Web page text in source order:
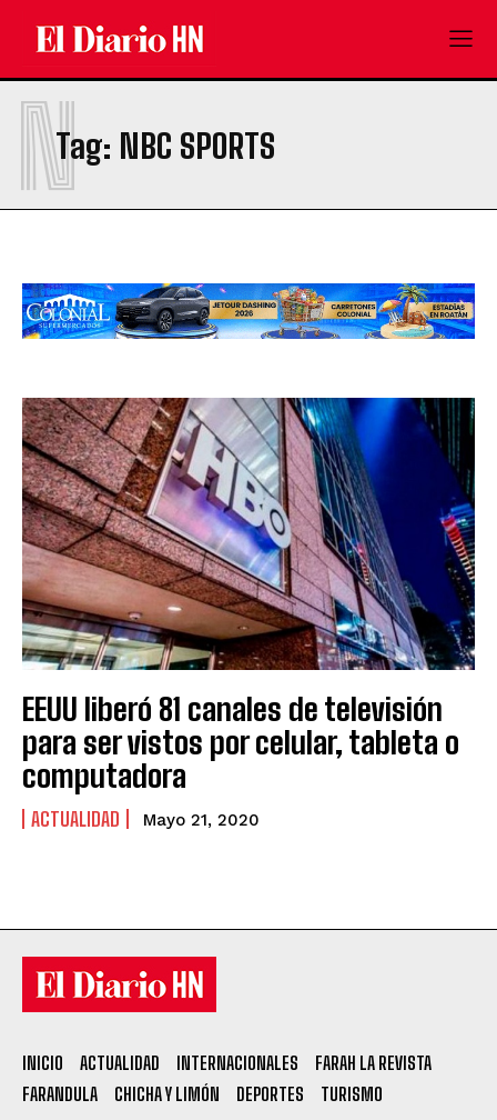
Tag: NBC SPORTS
N
EEUU liberó 81 canales de televisión
para ser vistos por celular, tableta o
computadora
ACTUALIDAD Mayo 21, 2020
INICIO ACTUALIDAD INTERNACIONALES
FARAH LA REVISTA
FARANDULA
CHICHA Y LIMÓN DEPORTES TURISMO